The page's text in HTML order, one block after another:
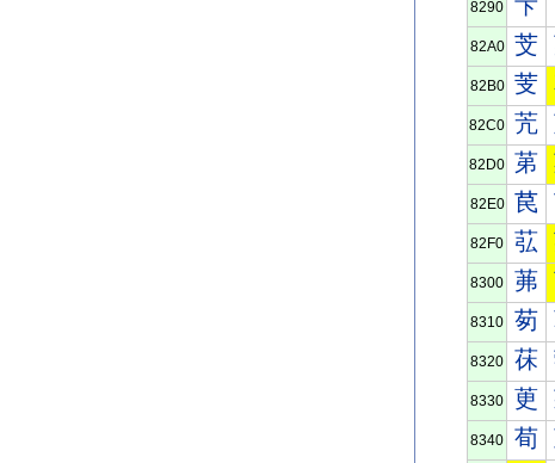
8290
82A0 芠
82B0 芰
82C0 苀
82D0 苐
82E0 苠
82F0 苰
8300 茀
8310 茐
8320 茠
8330 茰
8340 荀